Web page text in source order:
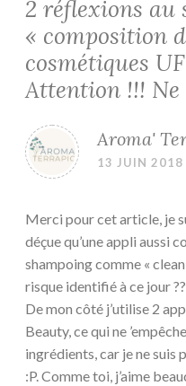
2 réflexions au
« composition
cosmétiques
Attention !!! Ne
Aroma'
13 JUIN
Merci pour cet article, je
déçue qu’une appli aussi
shampoing comme « clean
risque identifié à ce jour
De mon côté j’utilise 2
Beauty, ce qui ne
ingrédients, car je ne suis
:P. Comme toi, j’aime